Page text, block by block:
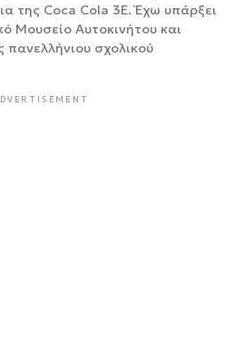
της Coca Cola 3Ε. Έχω υπάρξει
Μουσείο Αυτοκινήτου και
πανελλήνιου σχολικού